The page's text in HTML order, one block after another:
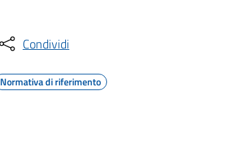
Condividi
Normativa di riferimento